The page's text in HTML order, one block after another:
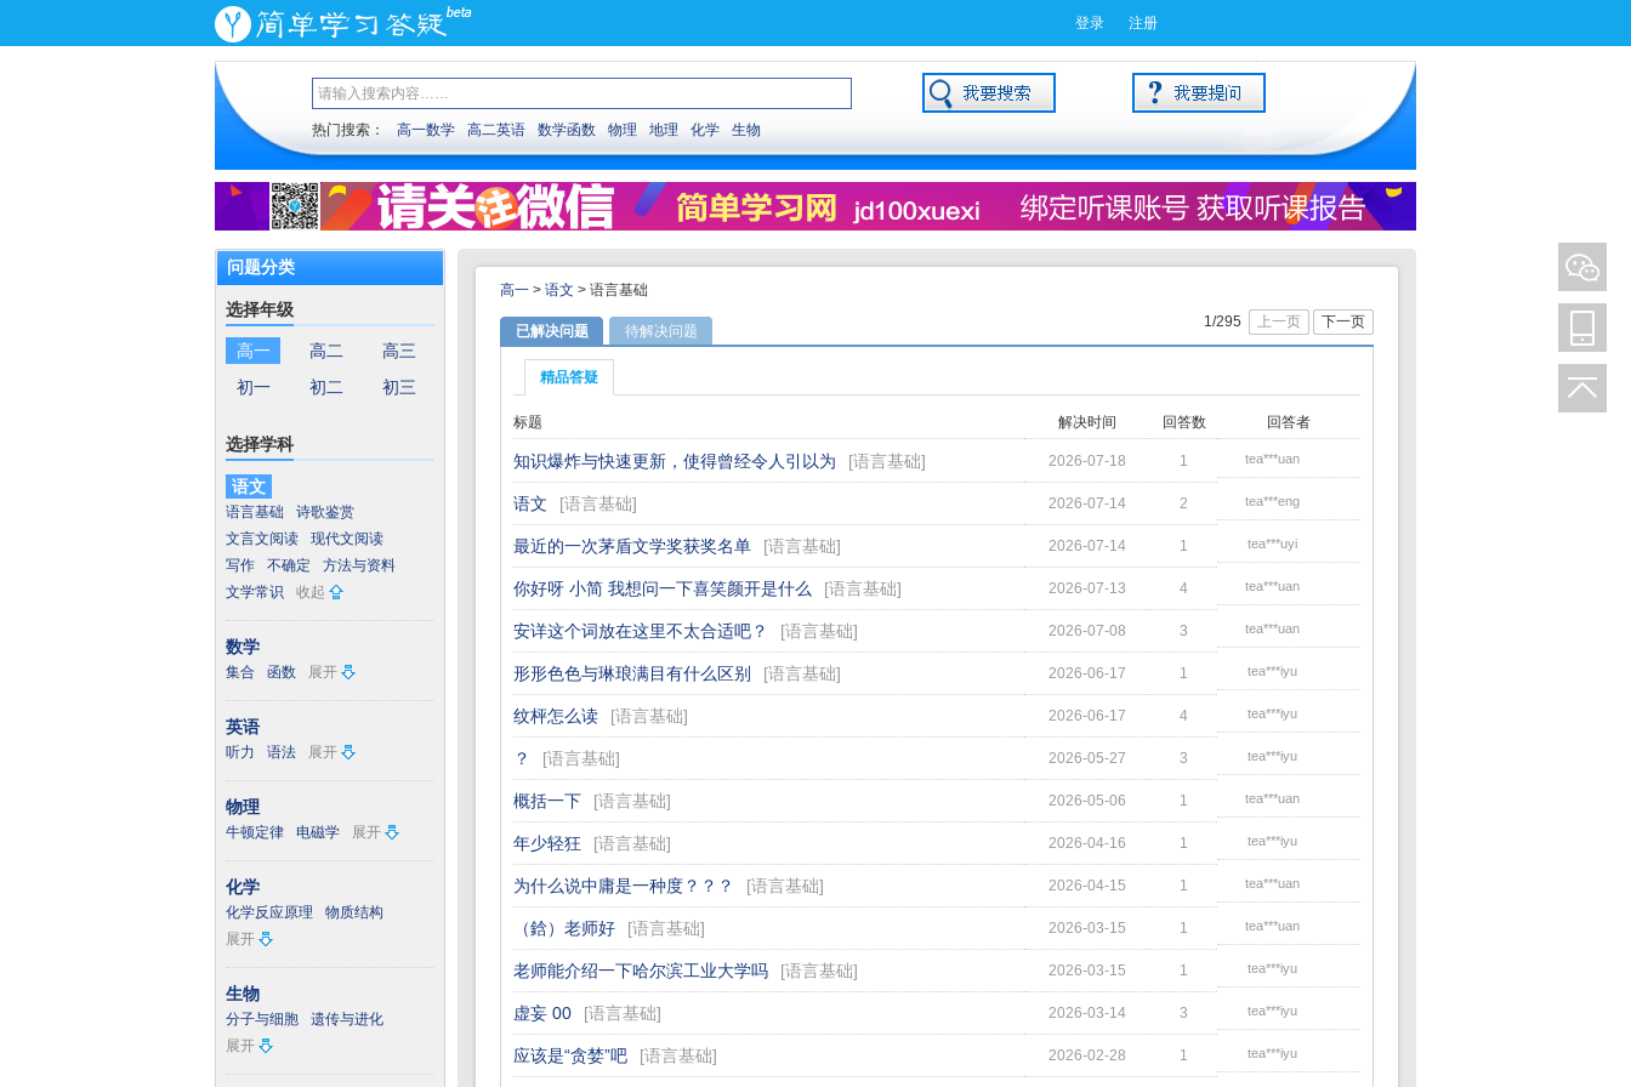
登录 注册
热门搜索： 高一数学 高二英语 数学函数 物理 地理 化学 生物
问题分类
选择年级
高一 高二
高三
初一
初二 初三
选择学科
语文
语言基础
诗歌鉴赏
文言文阅读
现代文阅读
写作
不确定
方法与资料
文学常识
收起
数学
集合 函数 展开
英语
听力 语法 展开
物理
牛顿定律 电磁学 展开
化学
化学反应原理
物质结构
展开
生物
分子与细胞
遗传与进化
展开
高一 > 语文 > 语言基础
已解决问题 待解决问题
精品答疑
1/295 上一页 下一页
标题 解决时间 回答数 回答者
知识爆炸与快速更新，使得曾经令人引以为 [语言基础] 2026-07-18 1 tea***uan
语文 [语言基础] 2026-07-14 2 tea***eng
最近的一次茅盾文学奖获奖名单 [语言基础] 2026-07-14 1 tea***uyi
你好呀 小简 我想问一下喜笑颜开是什么 [语言基础] 2026-07-13 4 tea***uan
安详这个词放在这里不太合适吧？ [语言基础] 2026-07-08 3 tea***uan
形形色色与琳琅满目有什么区别 [语言基础] 2026-06-17 1 tea***iyu
纹枰怎么读 [语言基础] 2026-06-17 4 tea***iyu
？ [语言基础] 2026-05-27 3 tea***iyu
概括一下 [语言基础] 2026-05-06 1 tea***uan
年少轻狂 [语言基础] 2026-04-16 1 tea***iyu
为什么说中庸是一种度？？？ [语言基础] 2026-04-15 1 tea***uan
（鋡）老师好 [语言基础] 2026-03-15 1 tea***uan
老师能介绍一下哈尔滨工业大学吗 [语言基础] 2026-03-15 1 tea***iyu
虚妄 00 [语言基础] 2026-03-14 3 tea***iyu
应该是“贪婪”吧 [语言基础] 2026-02-28 1 tea***iyu